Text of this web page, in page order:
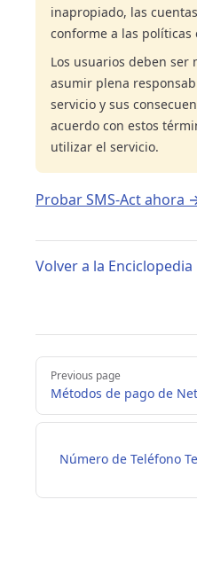
inapropiado, las
conforme a las políticas
Los usuarios deben ser
asumir plena
servicio y sus
acuerdo con estos
utilizar el servicio.
Probar SMS-Act ahora
Volver a la Enciclopedia
Pager
Previous page
Métodos de pago de
Número de Teléfono